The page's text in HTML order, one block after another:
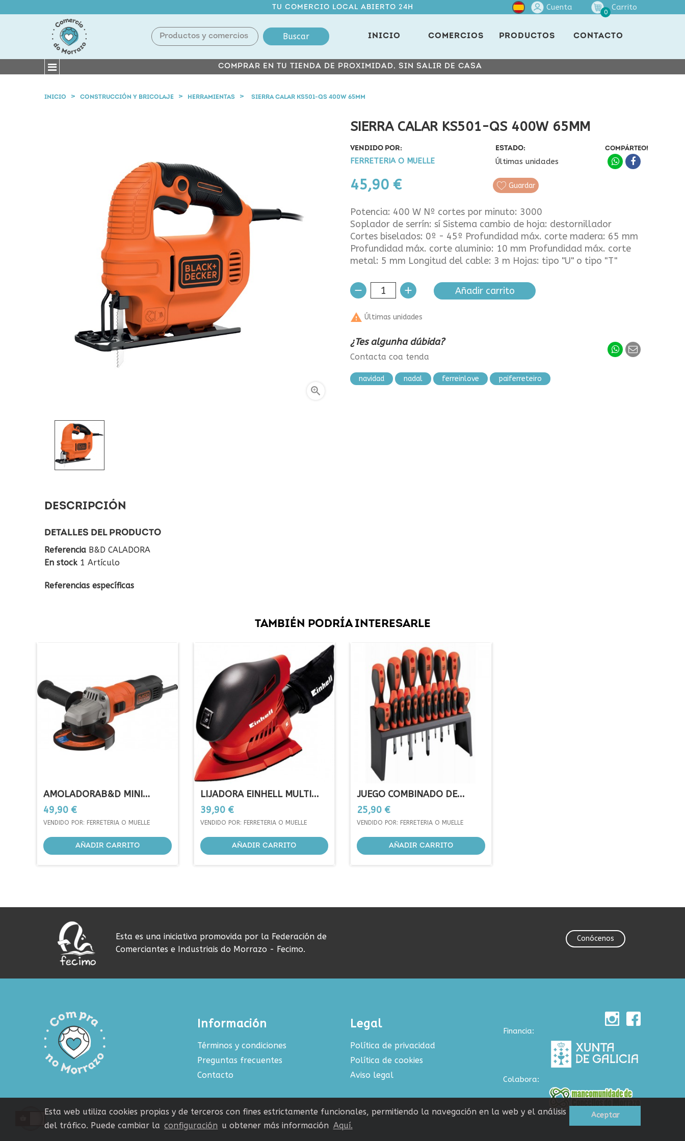
TU COMERCIO LOCAL ABIERTO 24H Cuenta
0
Carrito
Buscar INICIO COMERCIOS PRODUCTOS CONTACTO
COMPRAR EN TU TIENDA DE PROXIMIDAD, SIN SALIR DE CASA
INICIO CONSTRUCCIÓN Y BRICOLAJE HERRAMIENTAS SIERRA CALAR KS501-QS 400W 65MM

SIERRA CALAR KS501-QS 400W 65MM
VENDIDO POR:
FERRETERIA O MUELLE
ESTADO:
Últimas unidades
45,90 €
COMPÁRTEO!
Guardar
Potencia: 400 W Nº cortes por minuto: 3000
Soplador de serrín: sí Sistema cambio de hoja: destornillador
Cortes biselados: 0º - 45º Profundidad máx. corte madera: 65 mm
Profundidad máx. corte aluminio: 10 mm Profundidad máx. corte
metal: 5 mm Longitud del cable: 3 m Hojas: tipo "U" o tipo "T"
Añadir carrito
 Últimas unidades
¿Tes algunha dúbida?
Contacta coa tenda
navidad nadal ferreinlove paiferreteiro
DESCRIPCIÓN
DETALLES DEL PRODUCTO
Referencia B&D CALADORA
En stock 1 Artículo
Referencias específicas
TAMBIÉN PODRÍA INTERESARLE
AMOLADORAB&D MINI
BEG010-QS
Precio
49,90 €
VENDIDO POR: FERRETERIA O MUELLE
AÑADIR CARRITO
LIJADORA EINHELL MULTI...
Precio
39,90 €
VENDIDO POR: FERRETERIA O MUELLE
AÑADIR CARRITO
JUEGO COMBINADO DE...
Precio
25,90 €
VENDIDO POR: FERRETERIA O MUELLE
AÑADIR CARRITO
Esta es una iniciativa promovida por la Federación de
Comerciantes e Industriais do Morrazo - Fecimo.
Conócenos
Información
Términos y condiciones
Preguntas frecuentes
Contacto
Legal
Política de privacidad
Política de cookies
Aviso legal
Financia:
Colabora:
Esta web utiliza cookies propias y de terceros con fines estrictamente funcionales, permitiendo la navegación en la web y el análisis
del tráfico. Puede cambiar la configuración u obtener más información Aquí.
Aceptar